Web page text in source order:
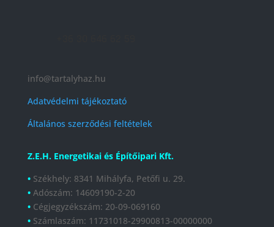
info@tartalyhaz.hu
Adatvédelmi tájékoztató
Általános szerződési feltételek
Z.E.H. Energetikai és Építőipari Kft.
• Székhely: 8341 Mihályfa, Petőfi u. 29.
• Adószám: 14609190-2-20
• Cégjegyzékszám: 20-09-069160
• Számlaszám: 11731018-29900813-00000000